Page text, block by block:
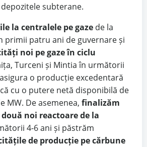
subterane.
la centralele pe gaze de la
primii patru ani de guvernare și
noi pe gaze în ciclu
Turceni și Mintia în următorii
o producție excedentară
cu o putere netă disponibilă de
MW. De asemenea, finalizăm
noi reactoare de la
4-6 ani și păstrăm
de producție pe cărbune